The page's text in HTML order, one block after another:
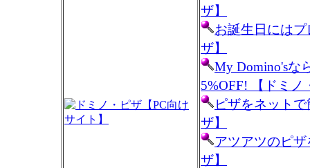
ザ】
お誕生日には
ザ】
My Domino'sな
5%OFF! 【ドミノ
ピザをネット
ザ】
アツアツのピ
ザ】